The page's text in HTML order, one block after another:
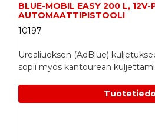
BLUE-MOBIL EASY 200 L, 12V-
AUTOMAATTIPISTOOLI
10197
Urealiuoksen (AdBlue)
sopii myös kantourean